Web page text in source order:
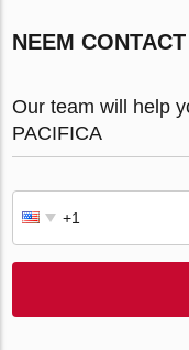
NEEM
Our team will help
PACIFICA